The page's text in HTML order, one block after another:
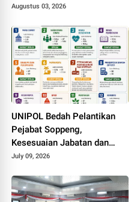
Lanjutkan Sinergi untuk
Augustus 03, 2026
UNIPOL Bedah Pelantikan
Pejabat Soppeng,
Kesesuaian Jabatan dan
Disiplin Ilmu Capai 70–75
July 09, 2026